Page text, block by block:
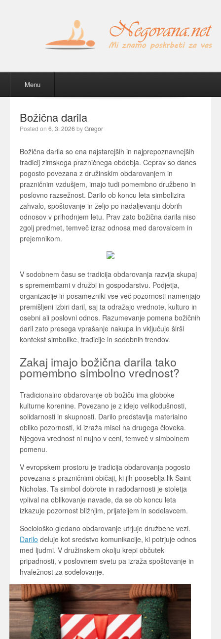
Skip to content
Menu
Božična darila
Posted on 6. 3. 2026 byGregor
Božična darila so ena najstarejših in najprepoznavnejših
tradicij zimskega prazničnega obdobja. Čeprav so danes
pogosto povezana z družinskim obdarovanjem in
prazničnim vzdušjem, imajo tudi pomembno družbeno in
poslovno razsežnost. Darilo ob koncu leta simbolizira
zahvalo, spoštovanje in željo po nadaljevanju dobrih
odnosov v prihodnjem letu. Prav zato božična darila niso
zgolj predmet, temveč izraz odnosa med darovalcem in
prejemnikom.
V sodobnem času se tradicija obdarovanja razvija skupaj
s spremembami v družbi in gospodarstvu. Podjetja,
organizacije in posamezniki vse več pozornosti namenjajo
premišljeni izbiri daril, saj ta odražajo vrednote, kulturo in
osebni ali poslovni odnos. Razumevanje pomena božičnih
daril zato presega vprašanje nakupa in vključuje širši
kontekst simbolike, tradicije in sodobnih trendov.
Zakaj imajo božična darila tako
pomembno simbolno vrednost?
Tradicionalno obdarovanje ob božiču ima globoke
kulturne korenine. Povezano je z idejo velikodušnosti,
solidarnosti in skupnosti. Darilo predstavlja materialno
obliko pozornosti, ki izraža misel na drugega človeka.
Njegova vrednost ni nujno v ceni, temveč v simbolnem
pomenu.
V evropskem prostoru je tradicija obdarovanja pogosto
povezana s prazničnimi običaji, ki jih pooseblja lik Saint
Nicholas. Ta simbol dobrote in radodarnosti je stoletja
vplival na oblikovanje navade, da se ob koncu leta
izkazuje pozornost bližnjim, prijateljem in sodelavcem.
Sociološko gledano obdarovanje utrjuje družbene vezi.
Darilo deluje kot sredstvo komunikacije, ki potrjuje odnos
med ljudmi. V družinskem okolju krepi občutek
pripadnosti, v poslovnem svetu pa izraža spoštovanje in
hvaležnost za sodelovanje.